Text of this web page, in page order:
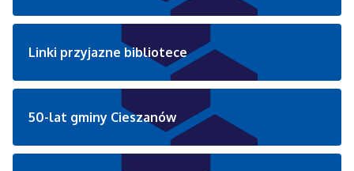
Linki przyjazne bibliotece
50-lat gminy Cieszanów